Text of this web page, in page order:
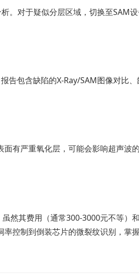
。对于疑似分层区域，切换至SAM
告包含缺陷的X-Ray/SAM图像对比
有严重氧化层，可能会影响超声波
然其费用（通常300-3000元不等）
控制到倒装芯片的微裂纹识别，掌